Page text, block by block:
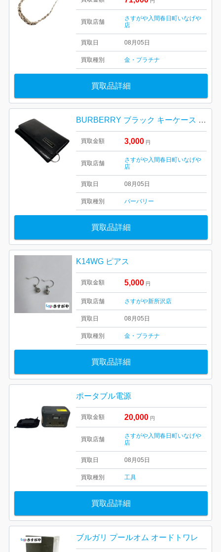
買取店舗
さすがや入間春日町いなげや
店
買取日 08月05日
買取種別 金・プラチナ
買取品詳細
BURBERRY ブラック キーケース |埼玉県狭山市青柳 |
買取金額 3,000 円
買取店舗
さすがや入間春日町いなげや
店
買取日 08月05日
買取種別 バーバリー
買取品詳細
K14WG ピアス
買取金額 5,000 円
買取店舗 さすがや新所沢店
買取日 08月05日
買取種別 金・プラチナ
買取品詳細
ポータブル電源
買取金額 20,000 円
買取店舗
さすがや入間春日町いなげや
店
買取日 08月05日
買取種別 工具
買取品詳細
ブルガリ プールオム オードトワレ